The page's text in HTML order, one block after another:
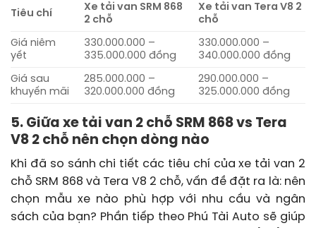
Tiêu chí
Xe tải van SRM 868
2 chỗ
Xe tải van Tera V8 2
chỗ
Giá niêm
yết
330.000.000 –
335.000.000 đồng
330.000.000 –
340.000.000 đồng
Giá sau
khuyến mãi
285.000.000 –
320.000.000 đồng
290.000.000 –
325.000.000 đồng
5. Giữa xe tải van 2 chỗ SRM 868 vs Tera
V8 2 chỗ nên chọn dòng nào
Khi đã so sánh chi tiết các tiêu chí của xe tải van 2
chỗ SRM 868 và Tera V8 2 chỗ, vấn đề đặt ra là: nên
chọn mẫu xe nào phù hợp với nhu cầu và ngân
sách của bạn? Phần tiếp theo Phú Tài Auto sẽ giúp